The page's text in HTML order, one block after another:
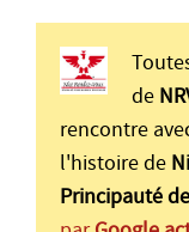
de
rencontre
l'histoire de
Principauté